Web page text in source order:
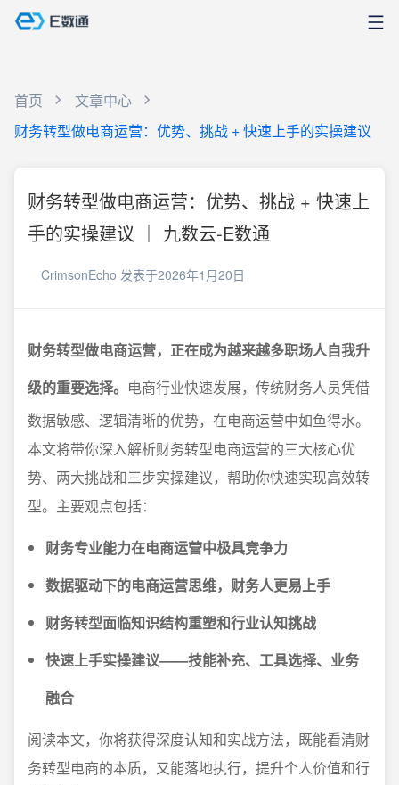
首页
文章中心
财务转型做电商运营：优势、挑战 + 快速上手的实操建议
财务转型做电商运营：优势、挑战 + 快速上
手的实操建议 ｜ 九数云-E数通
CrimsonEcho 发表于2026年1月20日
财务转型做电商运营，正在成为越来越多职场人自我升
级的重要选择。 电商行业快速发展，传统财务人员凭借
数据敏感、逻辑清晰的优势，在电商运营中如鱼得水。
本文将带你深入解析财务转型电商运营的三大核心优
势、两大挑战和三步实操建议，帮助你快速实现高效转
型。主要观点包括：
财务专业能力在电商运营中极具竞争力
数据驱动下的电商运营思维，财务人更易上手
财务转型面临知识结构重塑和行业认知挑战
快速上手实操建议——技能补充、工具选择、业务
融合
阅读本文，你将获得深度认知和实战方法，既能看清财
务转型电商的本质，又能落地执行，提升个人价值和行